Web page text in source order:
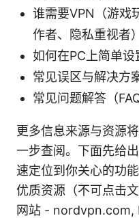
谁需要VPN（游戏
作者、隐私重视者
如何在PC上简单
常见误区与解决方
常见问题解答（FAQ
更多信息来源与资源
一步查阅。下面先给
速定位到你关心的功能
优质资源（不可点击
网站 - nordvpn.com,